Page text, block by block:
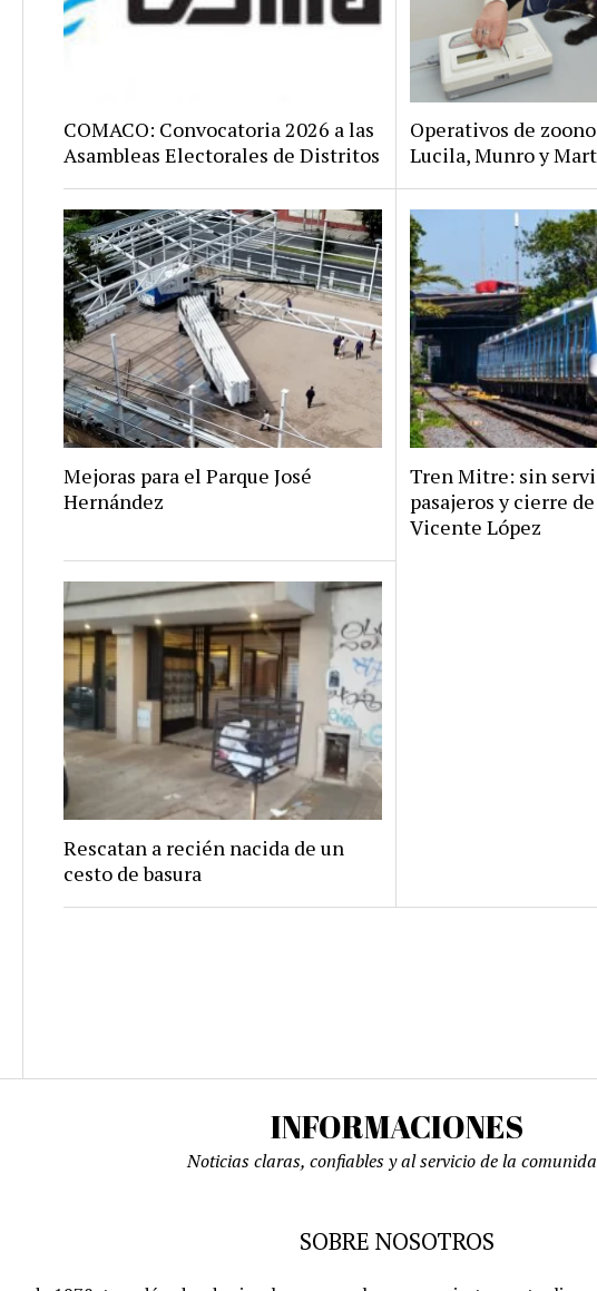
COMACO: Convocatoria 2026 a las
Asambleas Electorales de Distritos
Operativos de
Lucila, Munro y
Mejoras para el Parque José
Hernández
Tren Mitre: sin
pasajeros y cierre
Vicente López
Rescatan a recién nacida de un
cesto de basura
INFORMACIONES
Noticias claras, confiables y al servicio de la
SOBRE NOSOTROS